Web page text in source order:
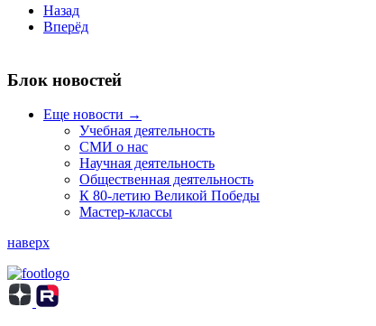
Назад
Вперёд
Блок новостей
Еще новости →
Учебная деятельность
СМИ о нас
Научная деятельность
Общественная деятельность
К 80-летию Великой Победы
Мастер-классы
наверх